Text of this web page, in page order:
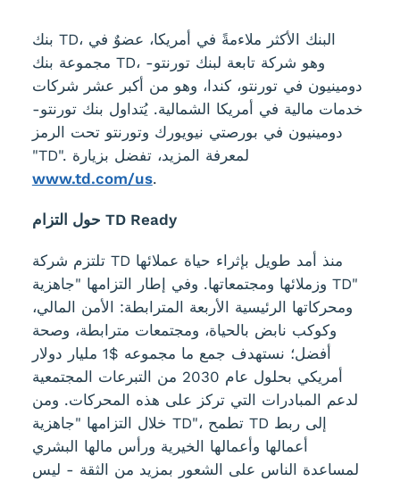
بنك TD، البنك الأكثر ملاءمةً في أمريكا، عضوٌ في
مجموعة بنك TD، وهو شركة تابعة لبنك تورنتو-
دومينيون في تورنتو، كندا، وهو من أكبر عشر شركات
خدمات مالية في أمريكا الشمالية. يُتداول بنك تورنتو-
دومينيون في بورصتي نيويورك وتورنتو تحت الرمز
"TD". لمعرفة المزيد، تفضل بزيارة
www.td.com/us.
حول التزام TD Ready
تلتزم شركة TD منذ أمد طويل بإثراء حياة عملائها
وزملائها ومجتمعاتها. وفي إطار التزامها "جاهزية TD"
ومحركاتها الرئيسية الأربعة المترابطة: الأمن المالي،
وكوكب نابض بالحياة، ومجتمعات مترابطة، وصحة
أفضل؛ نستهدف جمع ما مجموعه $1 مليار دولار
أمريكي بحلول عام 2030 من التبرعات المجتمعية
لدعم المبادرات التي تركز على هذه المحركات. ومن
خلال التزامها "جاهزية TD"، تطمح TD إلى ربط
أعمالها وأعمالها الخيرية ورأس مالها البشري
لمساعدة الناس على الشعور بمزيد من الثقة - ليس